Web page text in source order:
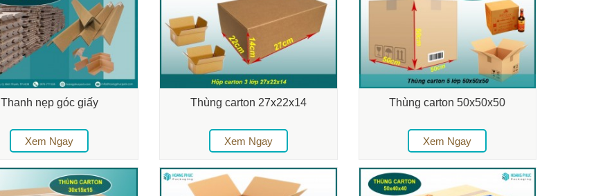
Thanh nẹp góc giấy
Xem Ngay
Thùng carton 27x22x14
Xem Ngay
Thùng carton 50x50x50
Xem Ngay